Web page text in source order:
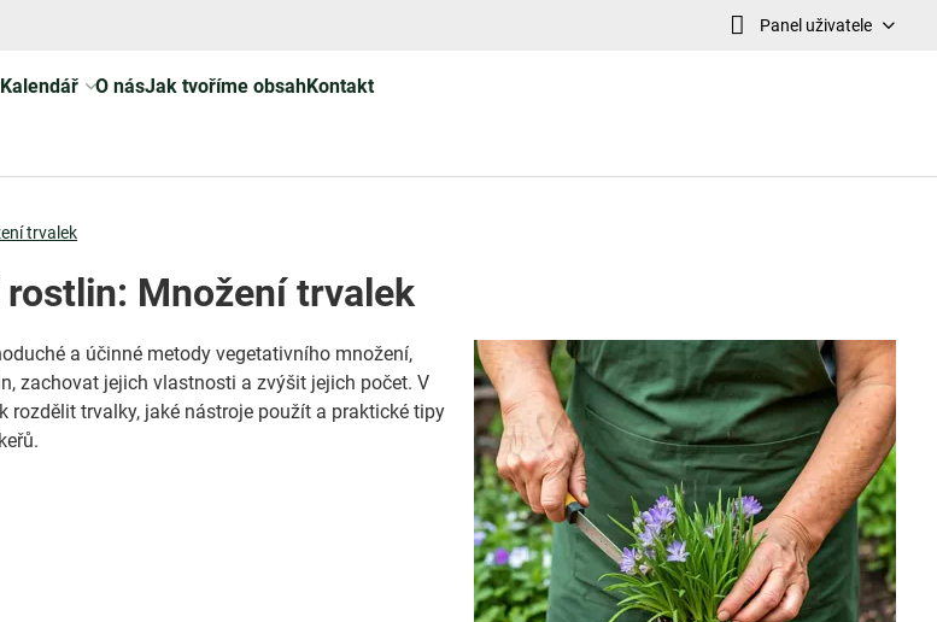
Panel uživatele
Kalendář O násJak tvoříme obsahKontakt
trvalek
Množení trvalek
a účinné metody vegetativního množení,
zachovat jejich vlastnosti a zvýšit jejich počet. V
rozdělit trvalky, jaké nástroje použít a praktické tipy